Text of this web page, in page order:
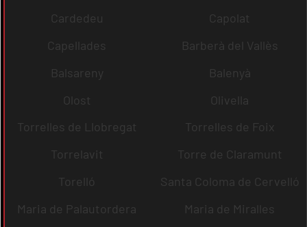
Cardedeu
Capolat
Capellades
Barberà del Vallès
Balsareny
Balenyà
Olost
Olivella
Torrelles de Llobregat
Torrelles de Foix
Torrelavit
Torre de Claramunt
Torelló
Santa Coloma de Cervelló
Maria de Palautordera
Maria de Miralles